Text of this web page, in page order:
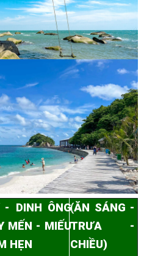
DINH ÔNG
MẾN - MIẾU
HẸN
(ĂN SÁNG -
TRƯA -
CHIỀU)